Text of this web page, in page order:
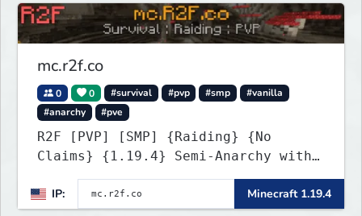
mc.r2f.co
0 0 #survival #pvp #smp
#vanilla
#anarchy
#pve
R2F [PVP] [SMP] {Raiding} {No
Claims} {1.19.4} Semi-Anarchy with
NO HACKS
IP:
Minecraft 1.19.4